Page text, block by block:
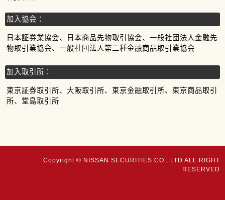
加入協会：
日本証券業協会、日本商品先物取引協会、一般社団法人金融先
物取引業協会、一般社団法人第二種金融商品取引業協会
加入取引所：
東京証券取引所、大阪取引所、東京金融取引所、東京商品取引
所、堂島取引所
Copyright © NISSAN SECURITIES.CO., LTD ALL RIGHT
RESERVED